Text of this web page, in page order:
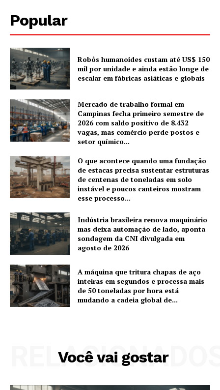
Popular
Robôs humanoides custam até US$ 150
mil por unidade e ainda estão longe de
escalar em fábricas asiáticas e globais
Mercado de trabalho formal em
Campinas fecha primeiro semestre de
2026 com saldo positivo de 8.432
vagas, mas comércio perde postos e
setor químico...
O que acontece quando uma fundação
de estacas precisa sustentar estruturas
de centenas de toneladas em solo
instável e poucos canteiros mostram
esse processo...
Indústria brasileira renova maquinário
mas deixa automação de lado, aponta
sondagem da CNI divulgada em
agosto de 2026
A máquina que tritura chapas de aço
inteiras em segundos e processa mais
de 50 toneladas por hora está
mudando a cadeia global de...
Você vai gostar